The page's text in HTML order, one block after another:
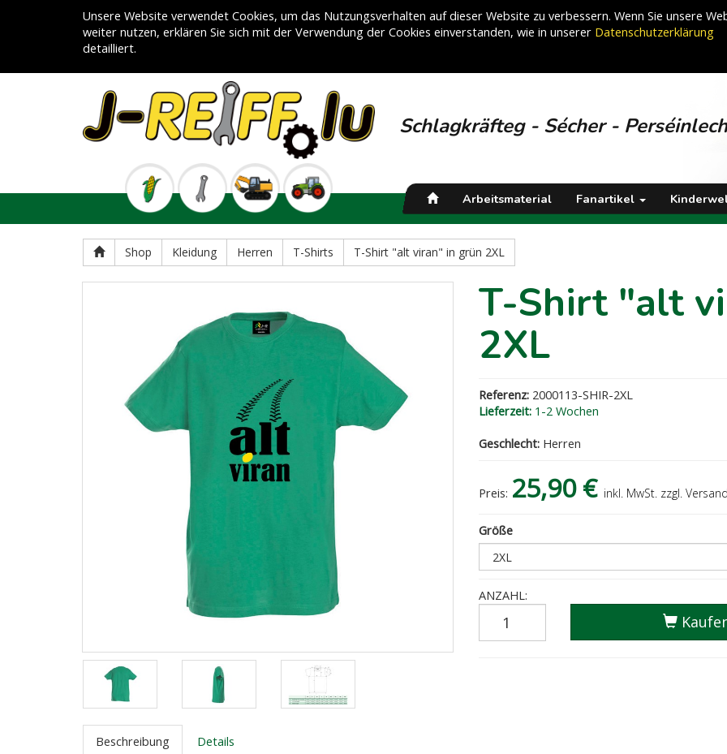
Unsere Website verwendet Cookies, um das Nutzungsverhalten auf dieser Website zu verbessern. Wenn Sie unsere
weiter nutzen, erklären Sie sich mit der Verwendung der Cookies einverstanden, wie in unserer Datenschutzerklärung
detailliert.
Schlagkräfteg - Sécher - Perséinlech
Arbeitsmaterial Fanartikel
Shop Kleidung Herren T-Shirts T-Shirt "alt viran" in grün 2XL
T-Shirt "alt
2XL
Referenz:2000113-SHIR-2XL
Lieferzeit:1-2 Wochen
Geschlecht:Herren
Preis: 25,90 € inkl. MwSt. zzgl. Versand
Größe
ANZAHL:
Beschreibung Details